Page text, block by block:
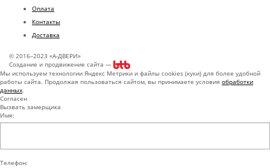
Оплата
Контакты
Доставка
© 2016–2023 «А-ДВЕРИ»
Создание и продвижение сайта —
Мы используем технологии Яндекс Метрики и файлы cookies (куки) для более удобной
работы сайта. Продолжая пользоваться сайтом, вы принимаете условия обработки
данных.
Согласен
Вызвать замерщика
Имя:
Телефон: